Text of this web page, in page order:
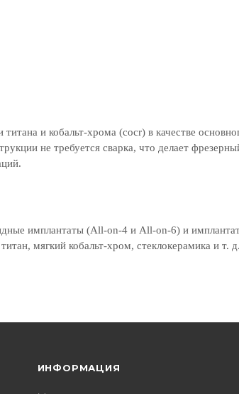
и кобальт-хрома (cocr) в качестве
не требуется сварка, что делает
имплантаты (All-on-4 и All-on-6) и
мягкий кобальт-хром, стеклокерамика и т. д.
ИНФОРМАЦИЯ